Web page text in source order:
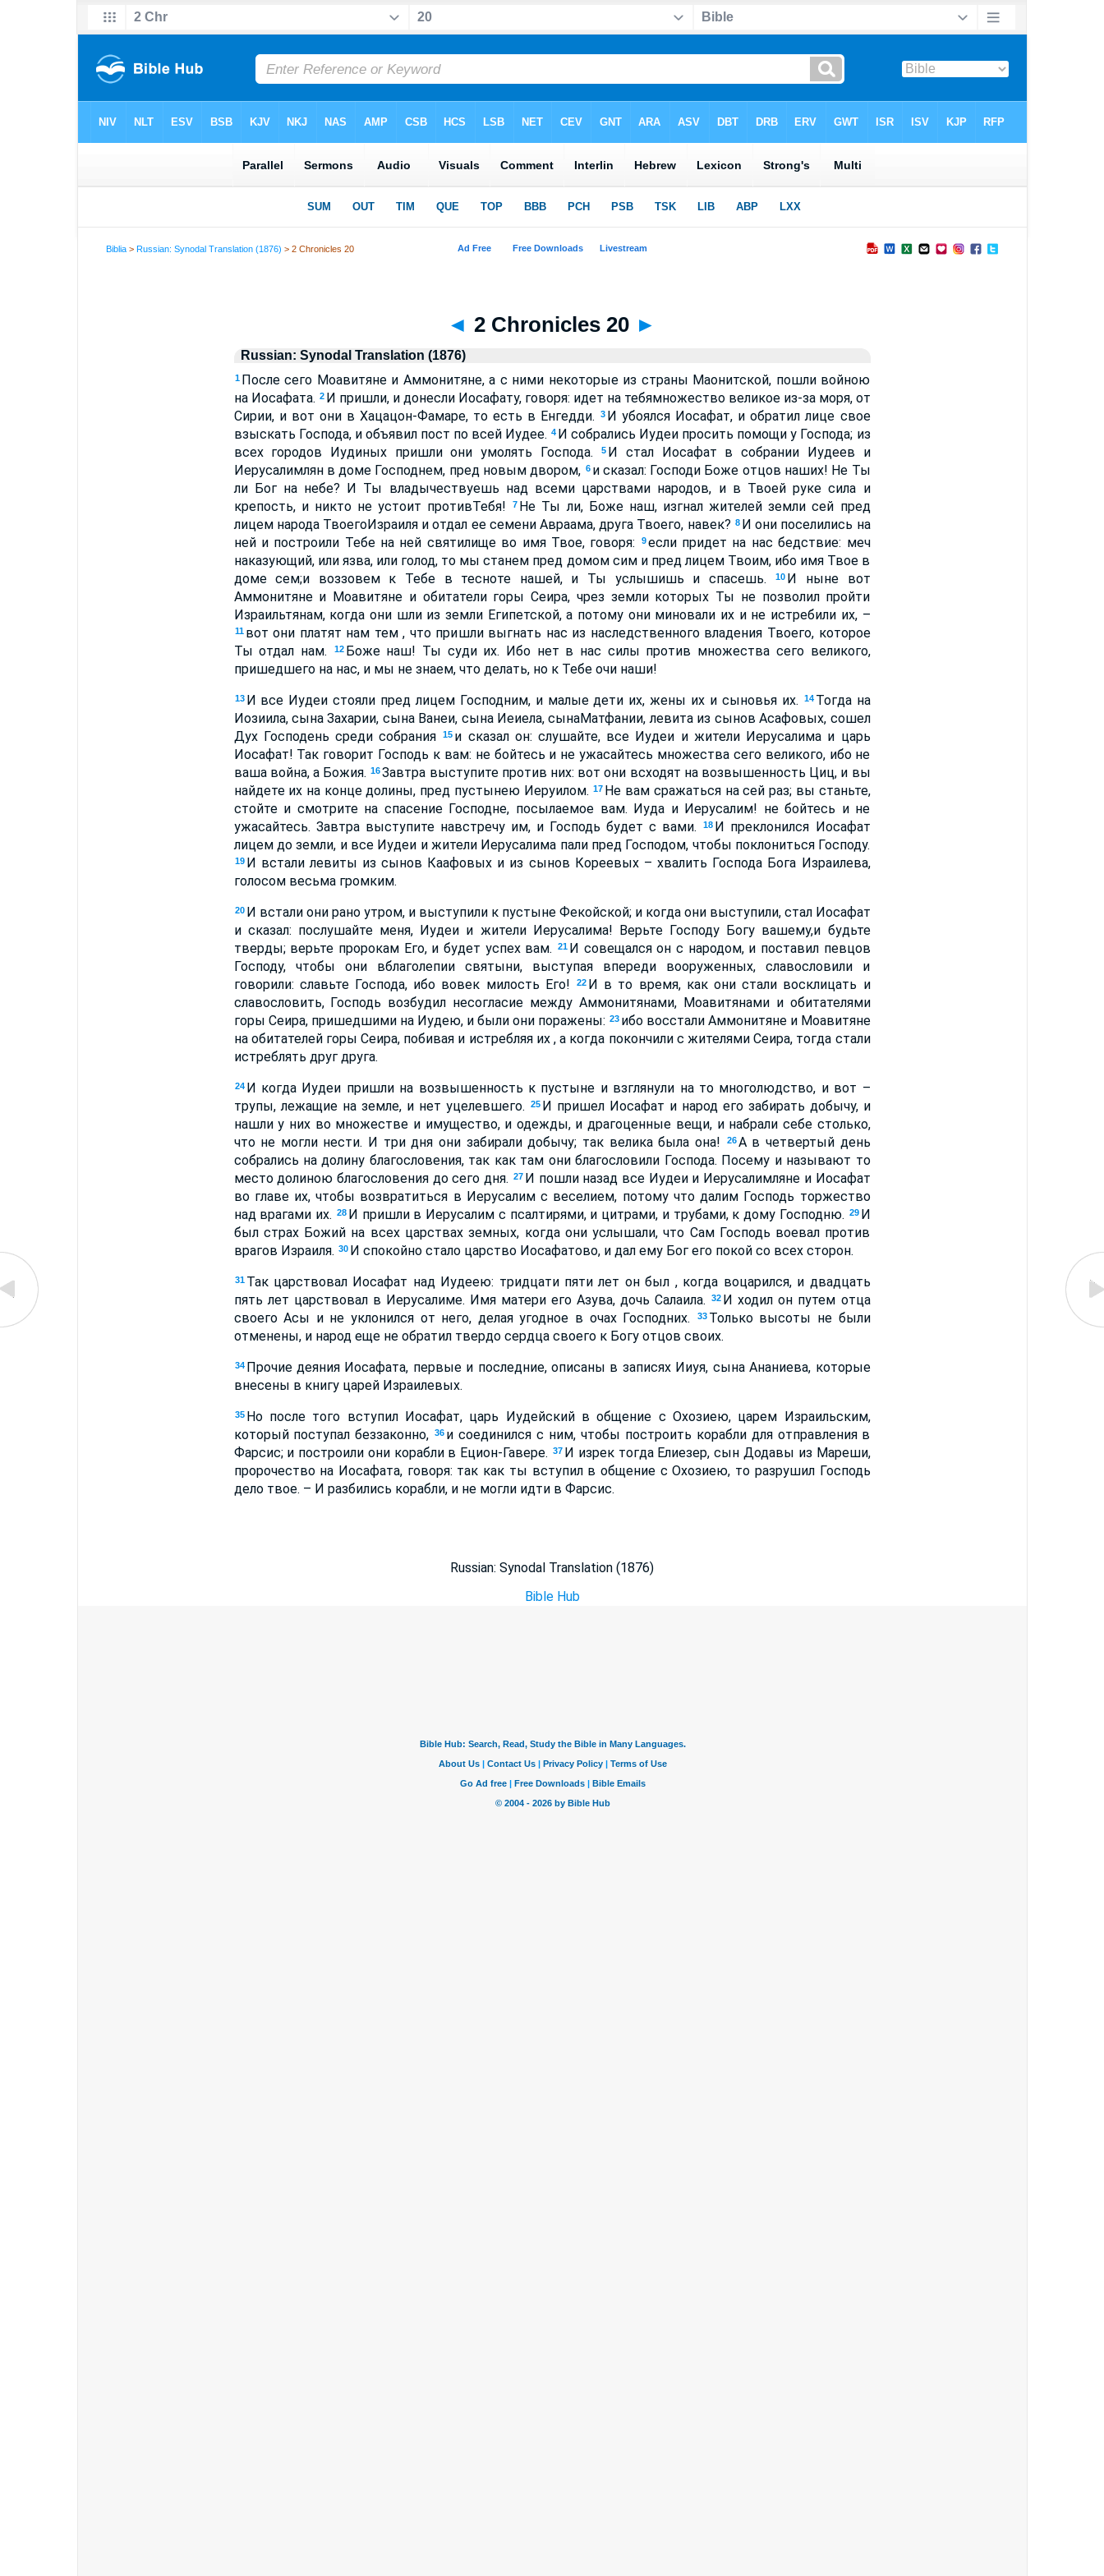
Biblia >Russian: Synodal Translation (1876) > 2 Chronicles 20
◄ 2 Chronicles 20 ►
Russian: Synodal Translation (1876)
1 После сего Моавитяне и Аммонитяне, а с ними некоторые из страны Маонитской, пошли войною
на Иосафата. 2 И пришли, и донесли Иосафату, говоря: идет на тебямножество великое из-за моря, от
Сирии, и вот они в Хацацон-Фамаре, то есть в Енгедди.
3 И убоялся Иосафат, и обратил лице свое
взыскать Господа, и объявил пост по всей Иудее. 4 И собрались Иудеи просить помощи у Господа; из
всех городов Иудиных пришли они умолять Господа.
5 И стал Иосафат в собрании Иудеев и
Иерусалимлян в доме Господнем, пред новым двором, 6 и сказал: Господи Боже отцов наших! Не Ты
ли Бог на небе? И Ты владычествуешь над всеми царствами народов, и в Твоей руке сила и
крепость, и никто не устоит противТебя!
7 Не Ты ли, Боже наш, изгнал жителей земли сей пред
лицем народа ТвоегоИзраиля и отдал ее семени Авраама, друга Твоего, навек? 8 И они поселились на
ней и построили Тебе на ней святилище во имя Твое, говоря:
9если придет на нас бедствие: меч
наказующий, или язва, или голод, то мы станем пред домом сим и пред лицем Твоим, ибо имя Твое в
доме сем;и воззовем к Тебе в тесноте нашей, и Ты услышишь и спасешь.
10 И ныне вот
Аммонитяне и Моавитяне и обитатели горы Сеира, чрез земли которых Ты не позволил пройти
Израильтянам, когда они шли из земли Египетской, а потому они миновали их и не истребили их, –
11 вот они платят нам тем , что пришли выгнать нас из наследственного владения Твоего, которое
Ты отдал нам.
12 Боже наш! Ты суди их. Ибо нет в нас силы против множества сего великого,
пришедшего на нас, и мы не знаем, что делать, но к Тебе очи наши!
13 И все Иудеи стояли пред лицем Господним, и малые дети их, жены их и сыновья их. 14 Тогда на
Иозиила, сына Захарии, сына Ванеи, сына Иеиела, сынаМатфании, левита из сынов Асафовых, сошел
Дух Господень среди собрания
15 и сказал он: слушайте, все Иудеи и жители Иерусалима и царь
Иосафат! Так говорит Господь к вам: не бойтесь и не ужасайтесь множества сего великого, ибо не
ваша война, а Божия. 16Завтра выступите против них: вот они всходят на возвышенность Циц, и вы
найдете их на конце долины, пред пустынею Иеруилом. 17 Не вам сражаться на сей раз; вы станьте,
стойте и смотрите на спасение Господне, посылаемое вам. Иуда и Иерусалим! не бойтесь и не
ужасайтесь. Завтра выступите навстречу им, и Господь будет с вами.
18 И преклонился Иосафат
лицем до земли, и все Иудеи и жители Иерусалима пали пред Господом, чтобы поклониться Господу.
19 И встали левиты из сынов Каафовых и из сынов Кореевых – хвалить Господа Бога Израилева,
голосом весьма громким.
20 И встали они рано утром, и выступили к пустыне Фекойской; и когда они выступили, стал Иосафат
и сказал: послушайте меня, Иудеи и жители Иерусалима! Верьте Господу Богу вашему,и будьте
тверды; верьте пророкам Его, и будет успех вам.
21 И совещался он с народом, и поставил певцов
Господу, чтобы они вблаголепии святыни, выступая впереди вооруженных, славословили и
говорили: славьте Господа, ибо вовек милость Его!
22 И в то время, как они стали восклицать и
славословить, Господь возбудил несогласие между Аммонитянами, Моавитянами и обитателями
горы Сеира, пришедшими на Иудею, и были они поражены: 23 ибо восстали Аммонитяне и Моавитяне
на обитателей горы Сеира, побивая и истребляя их , а когда покончили с жителями Сеира, тогда стали
истреблять друг друга.
24 И когда Иудеи пришли на возвышенность к пустыне и взглянули на то многолюдство, и вот –
трупы, лежащие на земле, и нет уцелевшего.
25 И пришел Иосафат и народ его забирать добычу, и
нашли у них во множестве и имущество, и одежды, и драгоценные вещи, и набрали себе столько,
что не могли нести. И три дня они забирали добычу; так велика была она!
26 А в четвертый день
собрались на долину благословения, так как там они благословили Господа. Посему и называют то
место долиною благословения до сего дня. 27 И пошли назад все Иудеи и Иерусалимляне и Иосафат
во главе их, чтобы возвратиться в Иерусалим с веселием, потому что далим Господь торжество
над врагами их. 28 И пришли в Иерусалим с псалтирями, и цитрами, и трубами, к дому Господню. 29 И
был страх Божий на всех царствах земных, когда они услышали, что Сам Господь воевал против
врагов Израиля. 30 И спокойно стало царство Иосафатово, и дал ему Бог его покой со всех сторон.
31 Так царствовал Иосафат над Иудеею: тридцати пяти лет он был , когда воцарился, и двадцать
пять лет царствовал в Иерусалиме. Имя матери его Азува, дочь Салаила.
32 И ходил он путем отца
своего Асы и не уклонился от него, делая угодное в очах Господних.
33 Только высоты не были
отменены, и народ еще не обратил твердо сердца своего к Богу отцов своих.
34 Прочие деяния Иосафата, первые и последние, описаны в записях Ииуя, сына Ананиева, которые
внесены в книгу царей Израилевых.
35 Но после того вступил Иосафат, царь Иудейский в общение с Охозиею, царем Израильским,
который поступал беззаконно,
36 и соединился с ним, чтобы построить корабли для отправления в
Фарсис; и построили они корабли в Ецион-Гавере. 37 И изрек тогда Елиезер, сын Додавы из Мареши,
пророчество на Иосафата, говоря: так как ты вступил в общение с Охозиею, то разрушил Господь
дело твое. – И разбились корабли, и не могли идти в Фарсис.
Russian: Synodal Translation (1876)
Bible Hub